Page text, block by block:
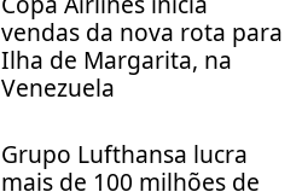
vendas da nova rota para
Ilha de Margarita, na
Venezuela
Grupo Lufthansa lucra
mais de 100 milhões de